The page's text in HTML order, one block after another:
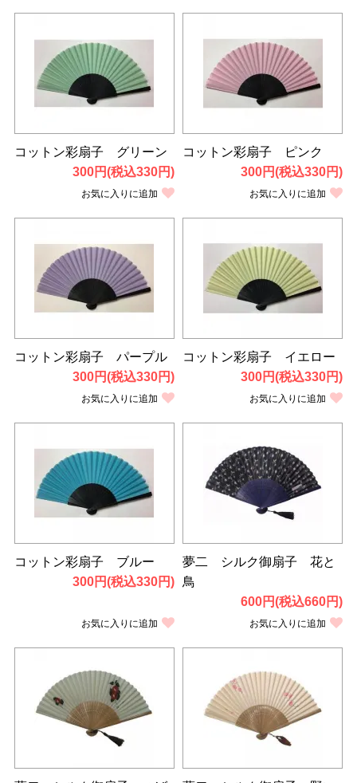
コットン彩扇子 グリーン
300円(税込330円)
お気に入りに追加
コットン彩扇子 ピンク
300円(税込330円)
お気に入りに追加
コットン彩扇子 パープル
300円(税込330円)
お気に入りに追加
コットン彩扇子 イエロー
300円(税込330円)
お気に入りに追加
コットン彩扇子 ブルー
300円(税込330円)
お気に入りに追加
夢二 シルク御扇子 花と
鳥
600円(税込660円)
お気に入りに追加